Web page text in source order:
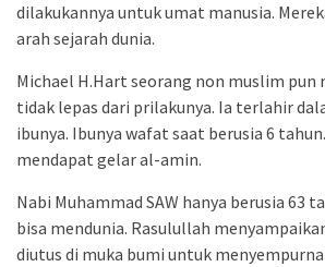
dilakukannya untuk umat manusia.
arah sejarah dunia.
Michael H.Hart seorang non muslim pun
tidak lepas dari prilakunya. Ia terlahir
ibunya. Ibunya wafat saat berusia 6
mendapat gelar al-amin.
Nabi Muhammad SAW hanya berusia 63
bisa mendunia. Rasulullah
diutus di muka bumi untuk